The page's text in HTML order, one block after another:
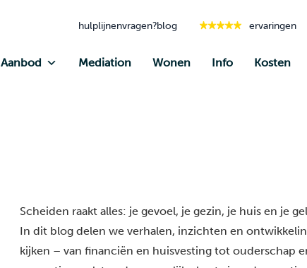
hulplijnenvragen?blog ervaringen
Aanbod Mediation Wonen Info Kosten
Scheiden raakt alles: je gevoel, je gezin, je huis en je
In dit blog delen we verhalen, inzichten en
kijken – van financiën en huisvesting tot ouderschap